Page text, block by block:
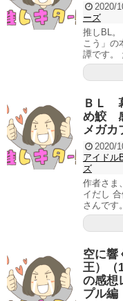
2020/
ーズ
推しBL
こう」の
譚です。
ＢＬ
め鮫
メガカ
2020/
アイドル
ズ
作者さま
イだし
さんです
空に響
王）
の感想
プル編